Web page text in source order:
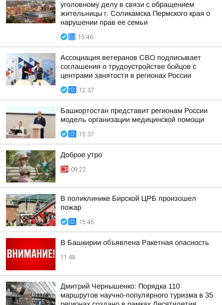
уголовному делу в связи с обращением
жительницы г. Соликамска Пермского края о
нарушении прав ее семьи
15:46
Ассоциация ветеранов СВО подписывает
соглашения о трудоустройстве бойцов с
центрами занятости в регионах России
12:37
Башкортостан представит регионам России
модель организации медицинской помощи
15:37
Доброе утро
09:22
В поликлинике Бирской ЦРБ произошел
пожар
15:45
В Башкирии объявлена Ракетная опасность
11:48
Дмитрий Чернышенко: Порядка 110
маршрутов научно-популярного туризма в 35